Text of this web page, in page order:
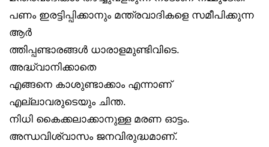
പണം ഇരട്ടിപ്പിക്കാനും മന്ത്രവാദികളെ സമീപിക്കുന്ന
ആർ
ത്തിപ്പണ്ടാരങ്ങൾ ധാരാളമുണ്ടിവിടെ.
അദ്ധ്വാനിക്കാതെ
എങ്ങനെ കാശുണ്ടാക്കാം എന്നാണ്
എല്ലാവരുടെയും ചിന്ത.
നിധി കൈക്കലാക്കാനുള്ള മരണ ഓട്ടം.
അന്ധവിശ്വാസം ജനവിരുദ്ധമാണ്.